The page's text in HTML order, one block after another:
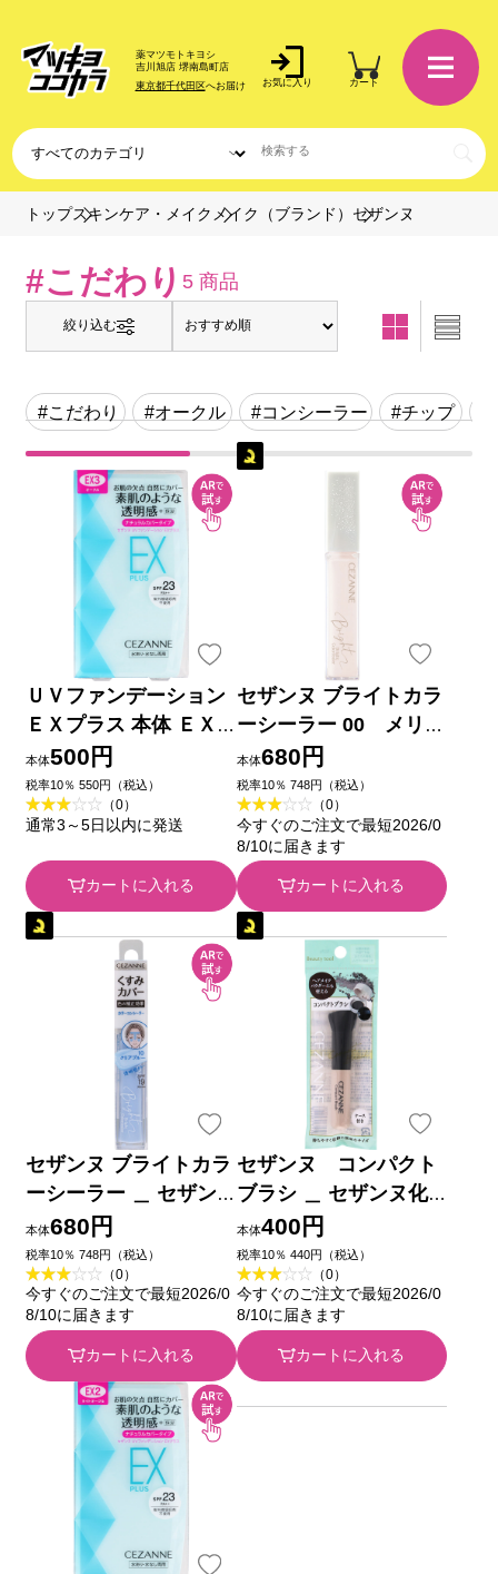
薬マツモトキヨシ
吉川旭店 堺南島町店
東京都千代田区へお届け お気に入り カート
トップスキンケア・メイク メイク（ブランド） セザンヌ
#こだわり 5 商品
絞り込む
#こだわり #オークル #コンシーラー #チップ
ＵＶファンデーション
ＥＸプラス 本体 ＥＸ
３オークル ＿ セザン
ヌ化粧品
本体500円
税率10％ 550円（税込）
（0）
通常3～5日以内に発送
カートに入れる
セザンヌ ブライトカラ
ーシーラー 00 メリハ
リホワイト ＿ セザン
ヌ化粧品
本体680円
税率10％ 748円（税込）
（0）
今すぐのご注文で最短2026/0
8/10に届きます
カートに入れる
セザンヌ ブライトカラ
ーシーラー ＿ セザン
ヌ化粧品
本体680円
税率10％ 748円（税込）
（0）
今すぐのご注文で最短2026/0
8/10に届きます
カートに入れる
セザンヌ コンパクト
ブラシ ＿ セザンヌ化
粧品
本体400円
税率10％ 440円（税込）
（0）
今すぐのご注文で最短2026/0
8/10に届きます
カートに入れる